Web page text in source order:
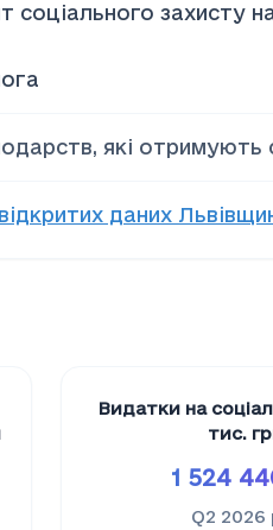
соціального захисту
які
даних
Видатки на
тис.
1 524
Q2 2026